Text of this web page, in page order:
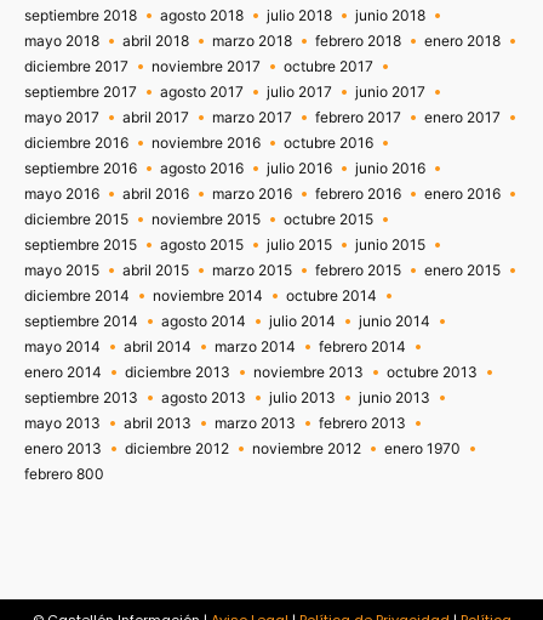
septiembre 2018
agosto 2018 julio 2018
junio 2018
mayo 2018
abril 2018 marzo 2018 febrero 2018
enero 2018
diciembre 2017
noviembre 2017
octubre 2017
septiembre 2017
agosto 2017 julio 2017
junio 2017
mayo 2017
abril 2017 marzo 2017 febrero 2017
enero 2017
diciembre 2016
noviembre 2016
octubre 2016
septiembre 2016
agosto 2016 julio 2016
junio 2016
mayo 2016
abril 2016 marzo 2016 febrero 2016
enero 2016
diciembre 2015
noviembre 2015
octubre 2015
septiembre 2015
agosto 2015 julio 2015
junio 2015
mayo 2015
abril 2015 marzo 2015 febrero 2015
enero 2015
diciembre 2014
noviembre 2014
octubre 2014
septiembre 2014
agosto 2014 julio 2014
junio 2014
mayo 2014
abril 2014 marzo 2014
febrero 2014
enero 2014
diciembre 2013 noviembre 2013
octubre 2013
septiembre 2013
agosto 2013 julio 2013
junio 2013
mayo 2013
abril 2013 marzo 2013
febrero 2013
enero 2013
diciembre 2012 noviembre 2012
enero 1970
febrero 800